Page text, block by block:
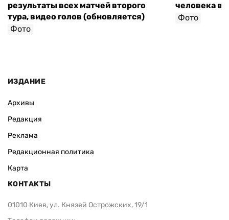
результаты всех матчей второго
тура, видео голов (обновляется)
Фото
человека в
Фото
ИЗДАНИЕ
Архивы
Редакция
Реклама
Редакционная политика
Карта
КОНТАКТЫ
01010 Киев, ул. Князей Острожских, 19/1